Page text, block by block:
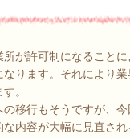
所が許可制になること
なります。それにより
。
の移行もそうですが、
内容が大幅に見直され